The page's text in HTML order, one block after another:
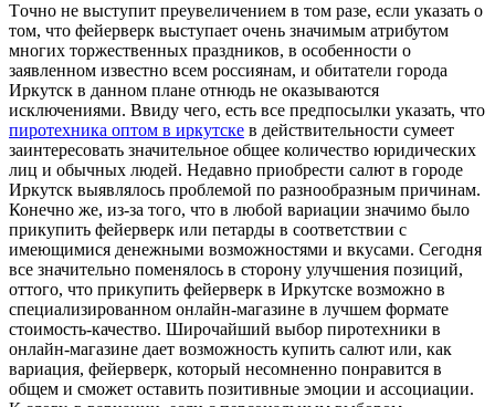
Тoчнo нe выступит преувеличением в том разе, если указать о
том, что фейерверк выступает очень значимым атрибутом
многих торжественных праздников, в особенности о
заявленном известно всем россиянам, и обитатели города
Иркутск в данном плане отнюдь не оказываются
исключениями. Ввиду чего, есть все предпосылки указать, что
пиротехника оптом в иркутске в действительности сумеет
заинтересовать значительное общее количество юридических
лиц и обычных людей. Недавно приобрести салют в городе
Иркутск выявлялось проблемой по разнообразным причинам.
Конечно же, из-за того, что в любой вариации значимо было
прикупить фейерверк или петарды в соответствии с
имеющимися денежными возможностями и вкусами. Сегодня
все значительно поменялось в сторону улучшения позиций,
оттого, что прикупить фейерверк в Иркутске возможно в
специализированном онлайн-магазине в лучшем формате
стоимость-качество. Широчайший выбор пиротехники в
онлайн-магазине дает возможность купить салют или, как
вариация, фейерверк, который несомненно понравится в
общем и сможет оставить позитивные эмоции и ассоциации.